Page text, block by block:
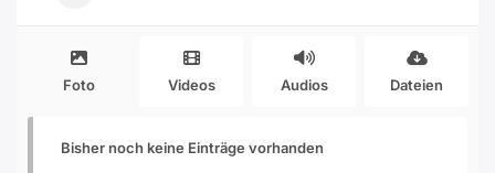
Foto Videos Audios Dateien
Bisher noch keine Einträge vorhanden